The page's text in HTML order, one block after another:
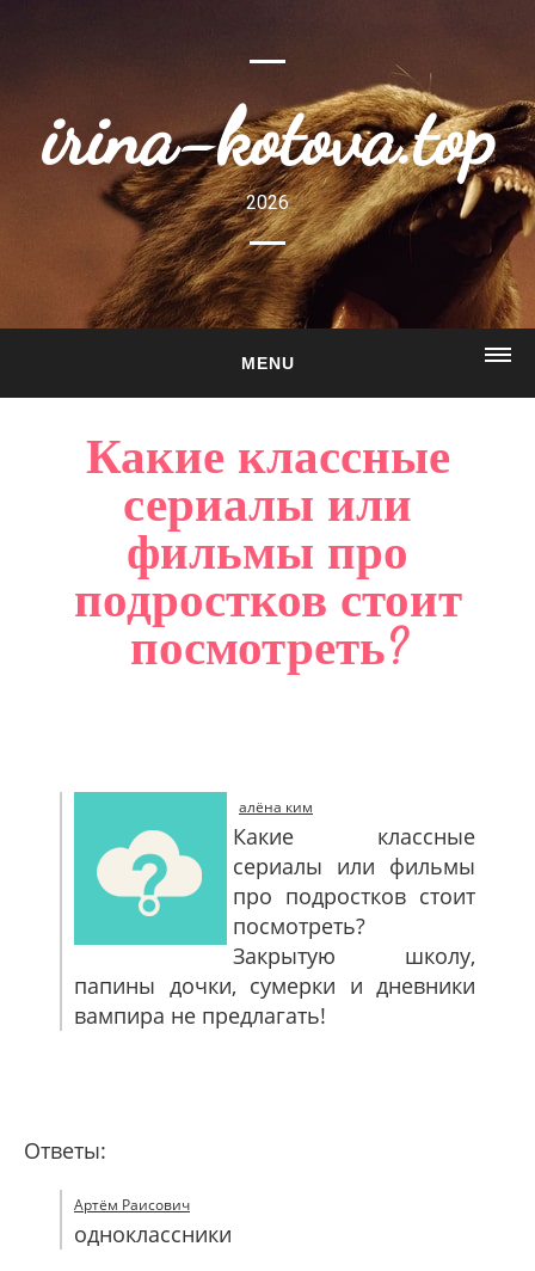
irina-kotova.top
2026
MENU
О САЙТЕ
ГАЛЕРЕЯ
САЙТМАП
КОНТАКТЫ
Какие классные
сериалы или
фильмы про
подростков стоит
посмотреть?
алёна ким
Какие классные
сериалы или фильмы
про подростков стоит
посмотреть?
Закрытую школу,
папины дочки, сумерки и дневники
вампира не предлагать!
Ответы:
Артём Раисович
одноклассники